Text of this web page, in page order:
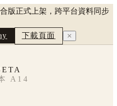
版正式上架，跨平台資料同步
下載頁面 ✕
A14